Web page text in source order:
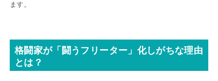
ます。
格闘家が「闘うフリーター」化しがちな理由
とは？